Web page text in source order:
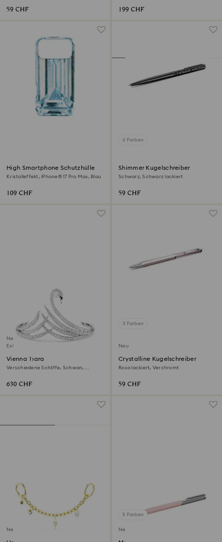
59 CHF 199 CHF
High Smartphone Schutzhülle
Kristalleffekt, iPhone® 17 Pro Max, Blau
109 CHF
6 Farben
Shimmer Kugelschreiber
Schwarz, Schwarz lackiert
59 CHF
Neu
Exklusiv online
Vienna Tiara
Verschiedene Schliffe, Schwan,
630 CHF
3 Farben
Neu
Crystalline Kugelschreiber
Rosa lackiert, Verchromt
59 CHF
Neu
5 Farben
Neu